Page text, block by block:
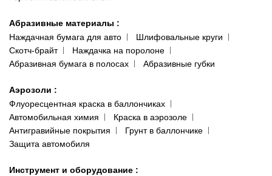
Абразивные материалы :
Наждачная бумага для авто
Шлифовальные круги
Скотч-брайт
Наждачка на поролоне
Абразивная бумага в полосах
Абразивные губки
Аэрозоли :
Флуоресцентная краска в баллончиках
Автомобильная химия
Краска в аэрозоле
Антигравийные покрытия
Грунт в баллончике
Защита автомобиля
Инструмент и оборудование :